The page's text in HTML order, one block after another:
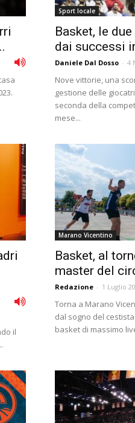
Sport locale
Basket, le
dai successi
Daniele Dal Dosso - 4
Nove vittorie, una
gestione delle
seconda della
mese...
il
Marano Vicentino
Basket, al
master del
Redazione - 1 Luglio
Torna a Marano
dal sogno del
basket di massimo